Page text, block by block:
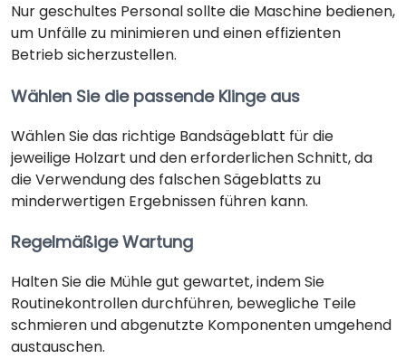
Nur geschultes Personal sollte die Maschine bedienen,
um Unfälle zu minimieren und einen effizienten
Betrieb sicherzustellen.
Wählen Sie die passende Klinge aus
Wählen Sie das richtige Bandsägeblatt für die
jeweilige Holzart und den erforderlichen Schnitt, da
die Verwendung des falschen Sägeblatts zu
minderwertigen Ergebnissen führen kann.
Regelmäßige Wartung
Halten Sie die Mühle gut gewartet, indem Sie
Routinekontrollen durchführen, bewegliche Teile
schmieren und abgenutzte Komponenten umgehend
austauschen.